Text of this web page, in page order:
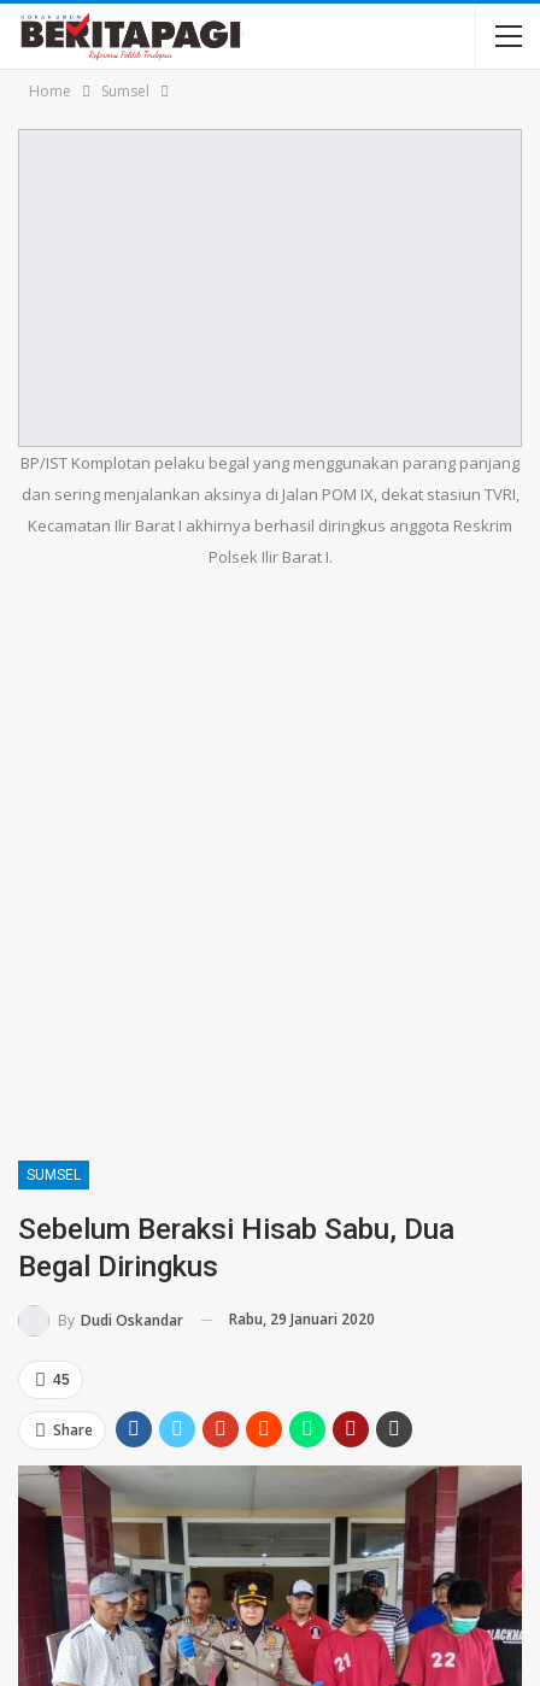
Home Sumsel
BP/IST Komplotan pelaku begal yang menggunakan parang panjang
dan sering menjalankan aksinya di Jalan POM IX, dekat stasiun TVRI,
Kecamatan Ilir Barat I akhirnya berhasil diringkus anggota Reskrim
Polsek Ilir Barat I.
SUMSEL
Sebelum Beraksi Hisab Sabu, Dua
Begal Diringkus
By Dudi Oskandar Rabu, 29 Januari 2020
45
Share